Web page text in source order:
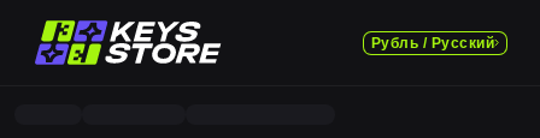
Рубль / Русский